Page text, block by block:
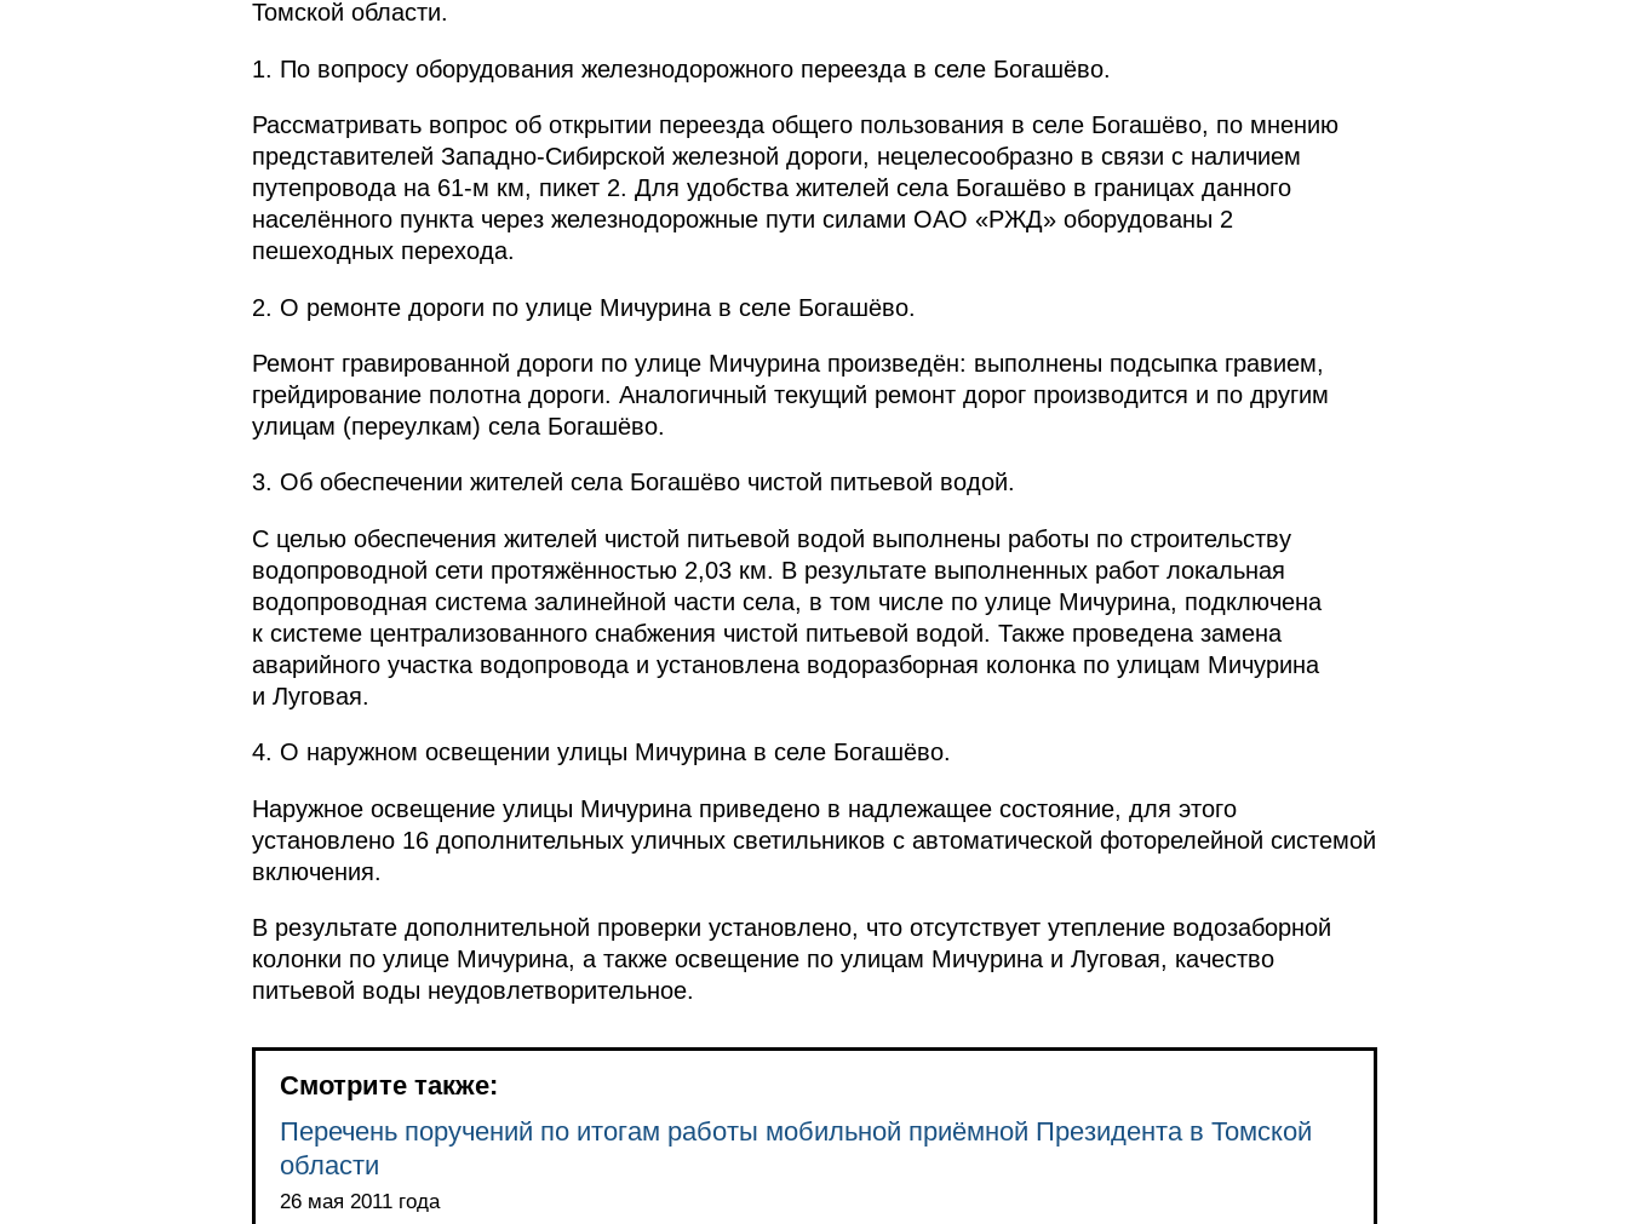
Томской области.
1. По вопросу оборудования железнодорожного переезда в селе Богашёво.
Рассматривать вопрос об открытии переезда общего пользования в селе Богашёво, по мнению
представителей Западно-Сибирской железной дороги, нецелесообразно в связи с наличием
путепровода на 61-м км, пикет 2. Для удобства жителей села Богашёво в границах данного
населённого пункта через железнодорожные пути силами ОАО «РЖД» оборудованы 2
пешеходных перехода.
2. О ремонте дороги по улице Мичурина в селе Богашёво.
Ремонт гравированной дороги по улице Мичурина произведён: выполнены подсыпка гравием,
грейдирование полотна дороги. Аналогичный текущий ремонт дорог производится и по другим
улицам (переулкам) села Богашёво.
3. Об обеспечении жителей села Богашёво чистой питьевой водой.
С целью обеспечения жителей чистой питьевой водой выполнены работы по строительству
водопроводной сети протяжённостью 2,03 км. В результате выполненных работ локальная
водопроводная система залинейной части села, в том числе по улице Мичурина, подключена
к системе централизованного снабжения чистой питьевой водой. Также проведена замена
аварийного участка водопровода и установлена водоразборная колонка по улицам Мичурина
и Луговая.
4. О наружном освещении улицы Мичурина в селе Богашёво.
Наружное освещение улицы Мичурина приведено в надлежащее состояние, для этого
установлено 16 дополнительных уличных светильников с автоматической фоторелейной системой
включения.
В результате дополнительной проверки установлено, что отсутствует утепление водозаборной
колонки по улице Мичурина, а также освещение по улицам Мичурина и Луговая, качество
питьевой воды неудовлетворительное.
Смотрите также:
Перечень поручений по итогам работы мобильной приёмной Президента в Томской
области
26 мая 2011 года